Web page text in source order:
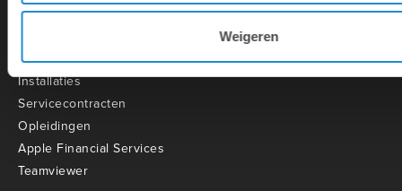
Weigeren
Herstellingen
Installaties
Servicecontracten
Opleidingen
Apple Financial Services
Teamviewer